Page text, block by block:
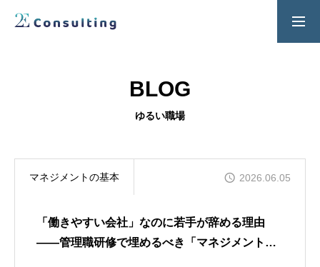
人材育成／経営サポートプログラム
CONTENTS
2E Consulting の人材育成について
COMPANY
会社概要と代表紹介
BLOG
ゆるい職場
マネジメントの基本 2026.06.05
「働きやすい会社」なのに若手が辞める理由
――管理職研修で埋めるべき「マネジメントの